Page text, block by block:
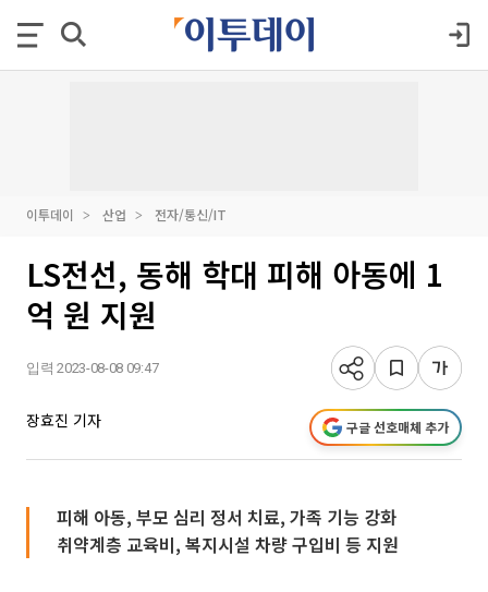
이투데이 산업 전자/통신/IT
LS전선, 동해 학대 피해 아동에 1
억 원 지원
입력 2023-08-08 09:47
장효진 기자 구글 선호매체 추가
피해 아동, 부모 심리 정서 치료, 가족 기능 강화
취약계층 교육비, 복지시설 차량 구입비 등 지원